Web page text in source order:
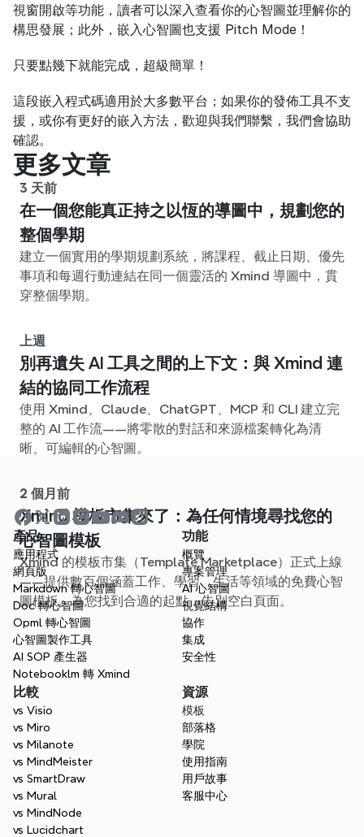
視窗開啟等功能，讀者可以深入查看你的心智圖並理解你的
構思發展；此外，嵌入心智圖也支援 Pitch Mode！
只要點幾下就能完成，超級簡單！
這段嵌入程式碼適用於大多數平台；如果你的發佈工具不支
援，或你有更好的嵌入方法，歡迎與我們聯繫，我們會協助
確認。
更多文章
3 天前
在一個您能真正持之以恆的導圖中，規劃您的
整個學期
建立一個實用的學期規劃系統，將課程、截止日期、優先
事項和每週行動連結在同一個靈活的 Xmind 導圖中，貫
穿整個學期。
上週
別再遺失 AI 工具之間的上下文：與 Xmind 連
結的協同工作流程
使用 Xmind、Claude、ChatGPT、MCP 和 CLI 建立完
整的 AI 工作流——將零散的對話和來源檔案轉化為清
晰、可編輯的心智圖。
2 個月前
Xmind 模板市集來了：為任何情境尋找您的
心智圖模板
Xmind 的模板市集（Template Marketplace）正式上線
——提供數百個涵蓋工作、學習、生活等領域的免費心智
圖模板。為您找到合適的起點，告別空白頁面。
產品
應用程式
網頁版
Markdown 轉心智圖
Doc 轉心智圖
Opml 轉心智圖
心智圖製作工具
AI SOP 產生器
Notebooklm 轉 Xmind
功能
概覽
專案管理
AI 心智圖
視覺結構
協作
集成
安全性
比較
vs Visio
vs Miro
vs Milanote
vs MindMeister
vs SmartDraw
vs Mural
vs MindNode
vs Lucidchart
資源
模板
部落格
學院
使用指南
用戶故事
客服中心